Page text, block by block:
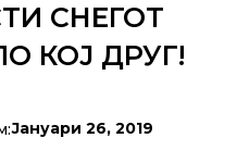
СНЕГОТ
КОЈ ДРУГ!
Јануари 26, 2019